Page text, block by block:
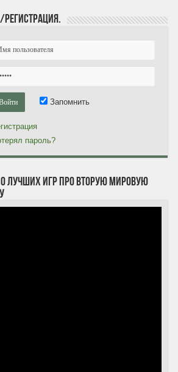
Запомнить
пароль?
лучших игр про Вторую мировую